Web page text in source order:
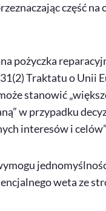
część
pożyczka
Traktatu o Unii
stanowić
w przypadku
interesów i
weta ze